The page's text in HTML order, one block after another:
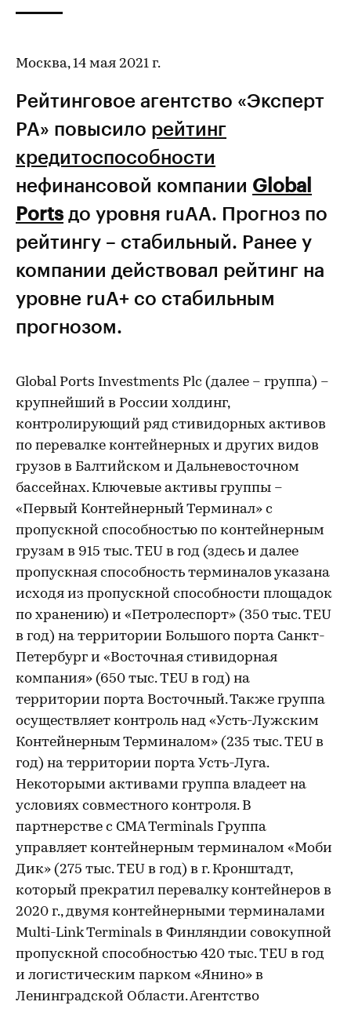
Москва, 14 мая 2021 г.
Рейтинговое агентство «Эксперт
РА» повысило рейтинг
кредитоспособности
нефинансовой компании Global
Ports до уровня ruAA. Прогноз по
рейтингу – стабильный. Ранее у
компании действовал рейтинг на
уровне ruA+ со стабильным
прогнозом.
Global Ports Investments Plc (далее – группа) –
крупнейший в России холдинг,
контролирующий ряд стивидорных активов
по перевалке контейнерных и других видов
грузов в Балтийском и Дальневосточном
бассейнах. Ключевые активы группы –
«Первый Контейнерный Терминал» с
пропускной способностью по контейнерным
грузам в 915 тыс. TEU в год (здесь и далее
пропускная способность терминалов указана
исходя из пропускной способности площадок
по хранению) и «Петролеспорт» (350 тыс. TEU
в год) на территории Большого порта Санкт-
Петербург и «Восточная стивидорная
компания» (650 тыс. TEU в год) на
территории порта Восточный. Также группа
осуществляет контроль над «Усть-Лужским
Контейнерным Терминалом» (235 тыс. TEU в
год) на территории порта Усть-Луга.
Некоторыми активами группа владеет на
условиях совместного контроля. В
партнерстве с CMA Terminals Группа
управляет контейнерным терминалом «Моби
Дик» (275 тыс. TEU в год) в г. Кронштадт,
который прекратил перевалку контейнеров в
2020 г., двумя контейнерными терминалами
Multi-Link Terminals в Финляндии совокупной
пропускной способностью 420 тыс. TEU в год
и логистическим парком «Янино» в
Ленинградской Области. Агентство